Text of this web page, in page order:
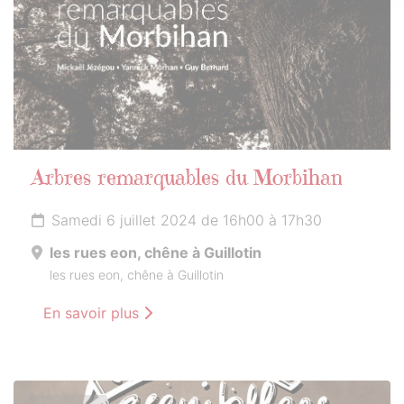
Arbres remarquables du Morbihan
Samedi 6 juillet 2024 de 16h00 à 17h30
les rues eon, chêne à Guillotin
les rues eon, chêne à Guillotin
En savoir plus